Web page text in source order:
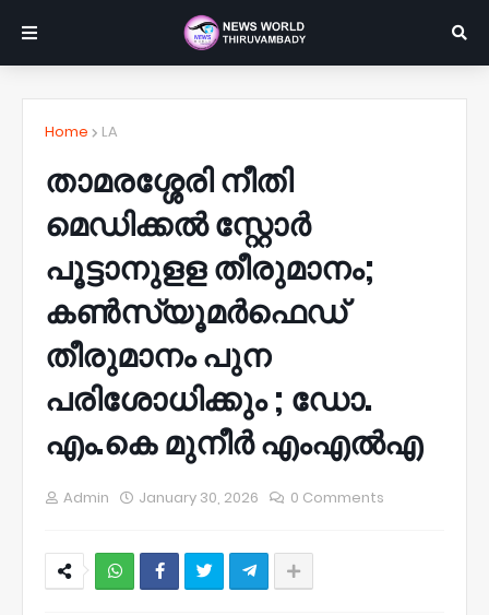
Home LA
താമരശ്ശേരി നീതി
മെഡിക്കൽ സ്റ്റോർ
പൂട്ടാനുളള തീരുമാനം;
കൺസ്യൂമർഫെഡ്
തീരുമാനം പുന
പരിശോധിക്കും ; ഡോ.
എം.കെ മുനീർ എംഎൽഎ
Admin January 30, 2026 0 Comments